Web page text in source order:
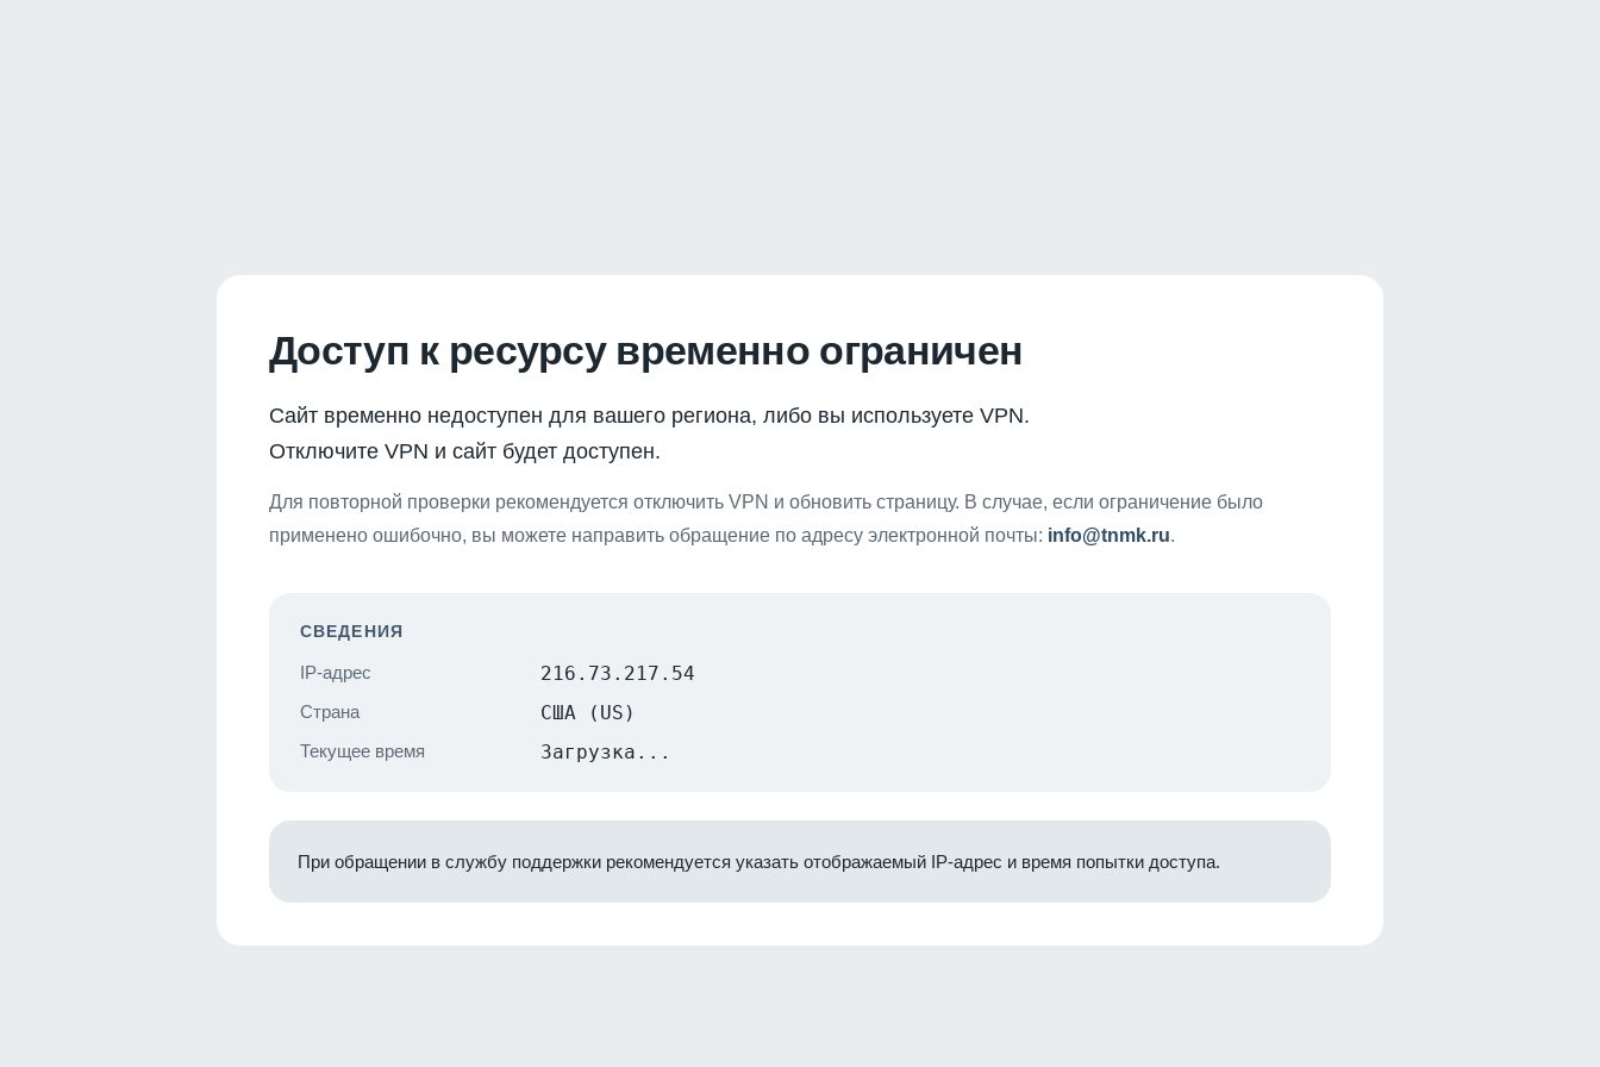
Доступ к ресурсу временно ограничен
Сайт временно недоступен для вашего региона, либо вы используете VPN.
Отключите VPN и сайт будет доступен.
Для повторной проверки рекомендуется отключить VPN и обновить страницу. В случае, если ограничение было
применено ошибочно, вы можете направить обращение по адресу электронной почты: info@tnmk.ru.
СВЕДЕНИЯ
IP-адрес 216.73.217.54
Страна США (US)
Текущее время Загрузка...
При обращении в службу поддержки рекомендуется указать отображаемый IP-адрес и время попытки доступа.